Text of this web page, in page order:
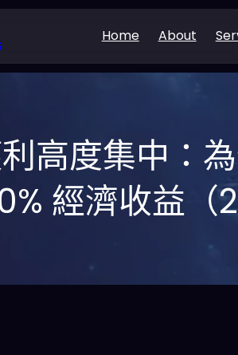
Home About
高度集中：
經濟收益（